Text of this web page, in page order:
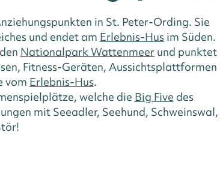
in St. Peter-Ording. Sie
und endet am Erlebnis-Hus im Süden.
Nationalpark Wattenmeer und punktet
Fitness-Geräten, Aussichtsplattformen
vom Erlebnis-Hus.
welche die Big Five des
mit Seeadler, Seehund, Schweinswal,